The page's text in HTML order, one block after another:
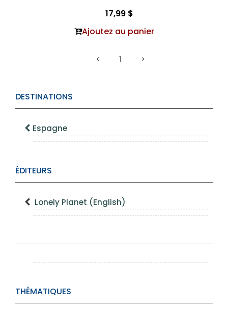
DESTINATIONS
Espagne
ÉDITEURS
Lonely Planet (English)
THÉMATIQUES
17,99 $
Ajoutez au panier
1